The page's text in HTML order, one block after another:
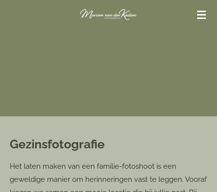
Gezinsfotografie
Het laten maken van een familie-fotoshoot is een
geweldige manier om herinneringen vast te leggen. Vooraf